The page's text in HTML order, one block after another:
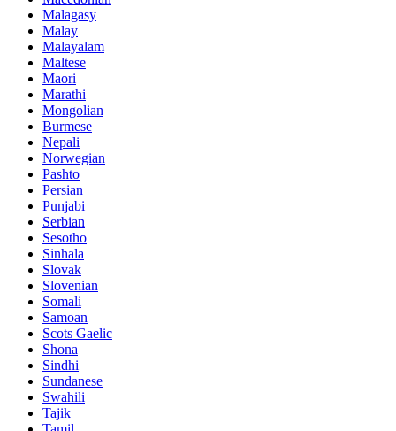
Malagasy
Malay
Malayalam
Maltese
Maori
Marathi
Mongolian
Burmese
Nepali
Norwegian
Pashto
Persian
Punjabi
Serbian
Sesotho
Sinhala
Slovak
Slovenian
Somali
Samoan
Scots Gaelic
Shona
Sindhi
Sundanese
Swahili
Tajik